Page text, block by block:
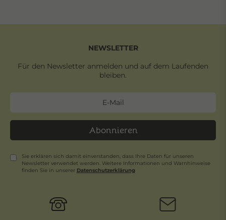
NEWSLETTER
Für den Newsletter anmelden und auf dem Laufenden
bleiben.
Abonnieren
Sie erklären sich damit einverstanden, dass Ihre Daten für unseren
Newsletter verwendet werden. Weitere Informationen und Warnhinweise
finden Sie in unserer Daten­schutz­erklärung